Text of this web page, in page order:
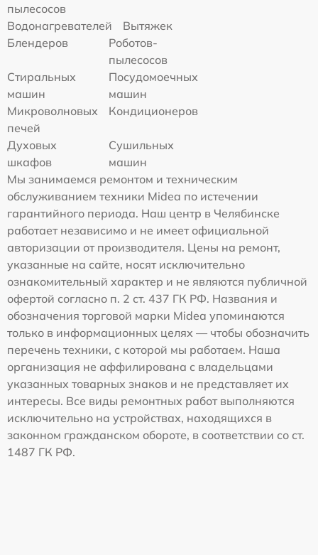
пылесосов
Водонагревателей
Вытяжек
Блендеров
Роботов-
пылесосов
Стиральных
машин
Посудомоечных
машин
Микроволновых
печей
Кондиционеров
Духовых
шкафов
Сушильных
машин
Мы занимаемся ремонтом и техническим
обслуживанием техники Midea по истечении
гарантийного периода. Наш центр в Челябинске
работает независимо и не имеет официальной
авторизации от производителя. Цены на ремонт,
указанные на сайте, носят исключительно
ознакомительный характер и не являются публичной
офертой согласно п. 2 ст. 437 ГК РФ. Названия и
обозначения торговой марки Midea упоминаются
только в информационных целях — чтобы обозначить
перечень техники, с которой мы работаем. Наша
организация не аффилирована с владельцами
указанных товарных знаков и не представляет их
интересы. Все виды ремонтных работ выполняются
исключительно на устройствах, находящихся в
законном гражданском обороте, в соответствии со ст.
1487 ГК РФ.